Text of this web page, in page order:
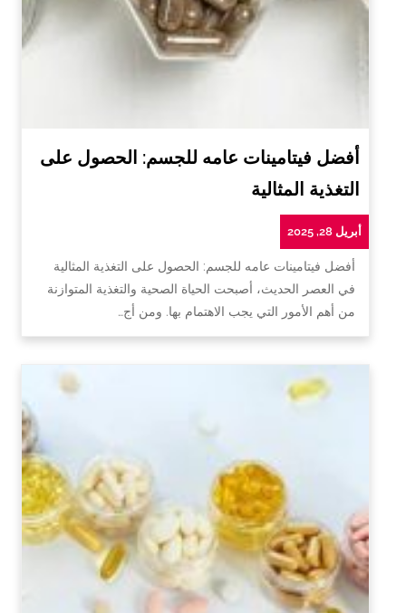
أفضل فيتامينات عامه للجسم: الحصول على
التغذية المثالية
أبريل 28, 2025
أفضل فيتامينات عامه للجسم: الحصول على التغذية المثالية
في العصر الحديث، أصبحت الحياة الصحية والتغذية المتوازنة
من أهم الأمور التي يجب الاهتمام بها. ومن أج…